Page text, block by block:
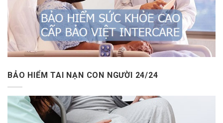
BẢO HIỂM TAI NẠN CON NGƯỜI 24/24